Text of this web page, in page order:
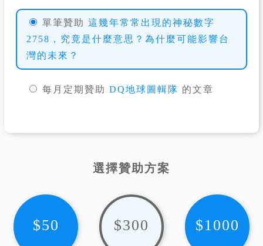
單筆贊助 這幾年常常出現的神秘數字
2758，究竟是什麼意思？為什麼可能影響台
灣的未來？
每月定期贊助 DQ地球圖輯隊 的文章
選擇贊助方案
$50 $300 $1000